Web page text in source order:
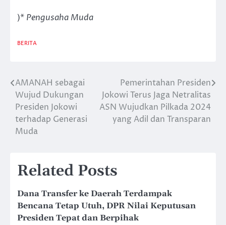
)* Pengusaha Muda
BERITA
Post
navigation
AMANAH sebagai
Wujud Dukungan
Presiden Jokowi
terhadap Generasi
Muda
Pemerintahan Presiden
Jokowi Terus Jaga Netralitas
ASN Wujudkan Pilkada 2024
yang Adil dan Transparan
Related Posts
Dana Transfer ke Daerah Terdampak
Bencana Tetap Utuh, DPR Nilai Keputusan
Presiden Tepat dan Berpihak